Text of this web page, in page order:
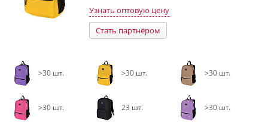
Узнать оптовую цену
Стать партнёром
>30 шт. >30 шт. >30 шт.
>30 шт. 23 шт. >30 шт.